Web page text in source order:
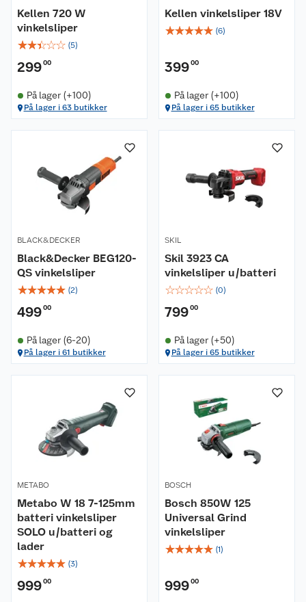
Kellen 720 W
vinkelsliper
☆☆☆☆☆ (5)
29900
På lager (+100)
På lager i 63 butikker
Kellen vinkelsliper 18V
☆☆☆☆☆ (6)
39900
På lager (+100)
På lager i 65 butikker
BLACK&DECKER
Black&Decker BEG120-
QS vinkelsliper
☆☆☆☆☆ (2)
49900
På lager (6-20)
På lager i 61 butikker
SKIL
Skil 3923 CA
vinkelsliper u/batteri
☆☆☆☆☆ (0)
79900
På lager (+50)
På lager i 65 butikker
METABO
Metabo W 18 7-125mm
batteri vinkelsliper
SOLO u/batteri og
lader
☆☆☆☆☆ (3)
99900
BOSCH
Bosch 850W 125
Universal Grind
vinkelsliper
☆☆☆☆☆ (1)
99900